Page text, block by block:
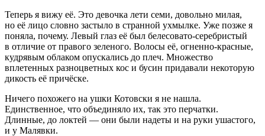
Теперь я вижу её. Это девочка лети семи, довольно милая,
но её лицо словно застыло в странной ухмылке. Уже позже я
поняла, почему. Левый глаз её был белесовато-серебристый
в отличие от правого зеленого. Волосы её, огненно-красные,
кудрявым облаком опускались до плеч. Множество
вплетенных разноцветных кос и бусин придавали некоторую
дикость её причёске.
Ничего похожего на ушки Котовски я не нашла.
Единственное, что объединяло их, так это перчатки.
Длинные, до локтей — они были надеты и на руки ушастого,
и у Малявки.